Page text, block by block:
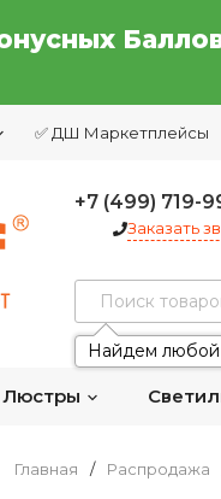
✅ ДШ Маркетплейсы
+7 (499) 719-
Заказать
Найдем любой
Люстры
Главная / Распродажа